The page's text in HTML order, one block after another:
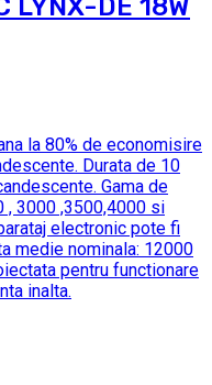
DE 18W
la 80% de economisire
Durata de 10
Gama de
, 3000 ,3500,4000 si
electronic pote fi
medie nominala: 12000
pentru functionare
inalta.